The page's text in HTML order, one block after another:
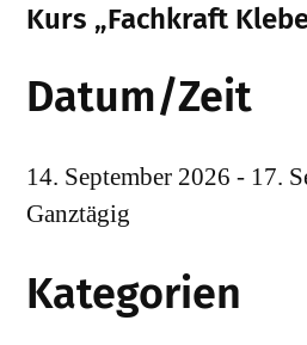
Kurs „Fachkraft
Datum/Zeit
14. September 2026 - 17.
Ganztägig
Kategorien